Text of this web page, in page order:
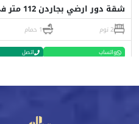
شقة دور ارضي بجاردن 112 متر في كمبوند ريفيل العبور
2 نوم 1 حمام
واتساب اتصل